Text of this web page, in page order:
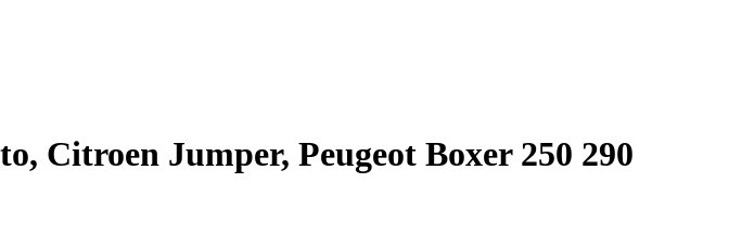
Citroen Jumper, Peugeot Boxer 250 290